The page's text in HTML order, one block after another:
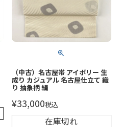
（中古）名古屋帯 アイボリー 生
成り カジュアル 名古屋仕立て 織
り 抽象柄 絹
¥33,000税込
在庫切れ